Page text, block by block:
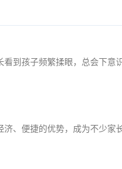
到孩子频繁揉眼，总会下意
济、便捷的优势，成为不少家